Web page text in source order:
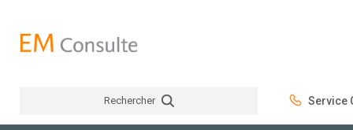
Rechercher Service